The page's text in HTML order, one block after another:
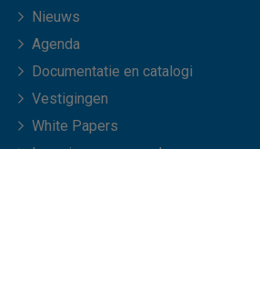
Nieuws
Agenda
Documentatie en catalogi
Vestigingen
White Papers
Leveringsvoorwaarden